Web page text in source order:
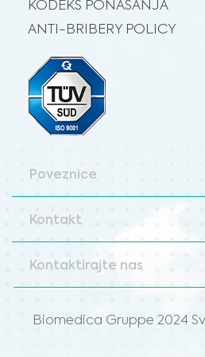
KODEKS PONAŠANJA
ANTI-BRIBERY POLICY
Poveznice
Kontakt
Kontaktirajte nas
Biomedica Gruppe 2024